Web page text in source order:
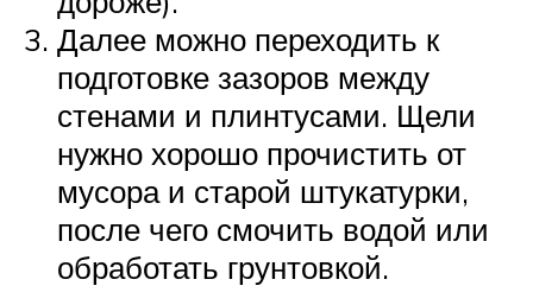
Далее можно переходить к
подготовке зазоров между
стенами и плинтусами. Щели
нужно хорошо прочистить от
мусора и старой штукатурки,
после чего смочить водой или
обработать грунтовкой.